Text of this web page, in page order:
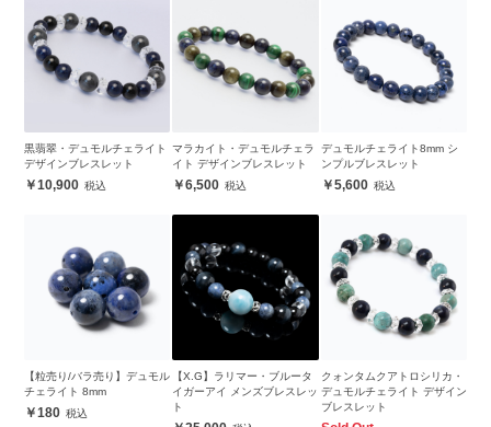
黒翡翠・デュモルチェライト
デザインブレスレット
10,900
マラカイト・デュモルチェラ
イト デザインブレスレット
6,500
デュモルチェライト8mm シ
ンプルブレスレット
5,600
【粒売り/バラ売り】デュモル
チェライト 8mm
180
【X.G】ラリマー・ブルータ
イガーアイ メンズブレスレッ
ト
クォンタムクアトロシリカ・
デュモルチェライト デザイン
ブレスレット